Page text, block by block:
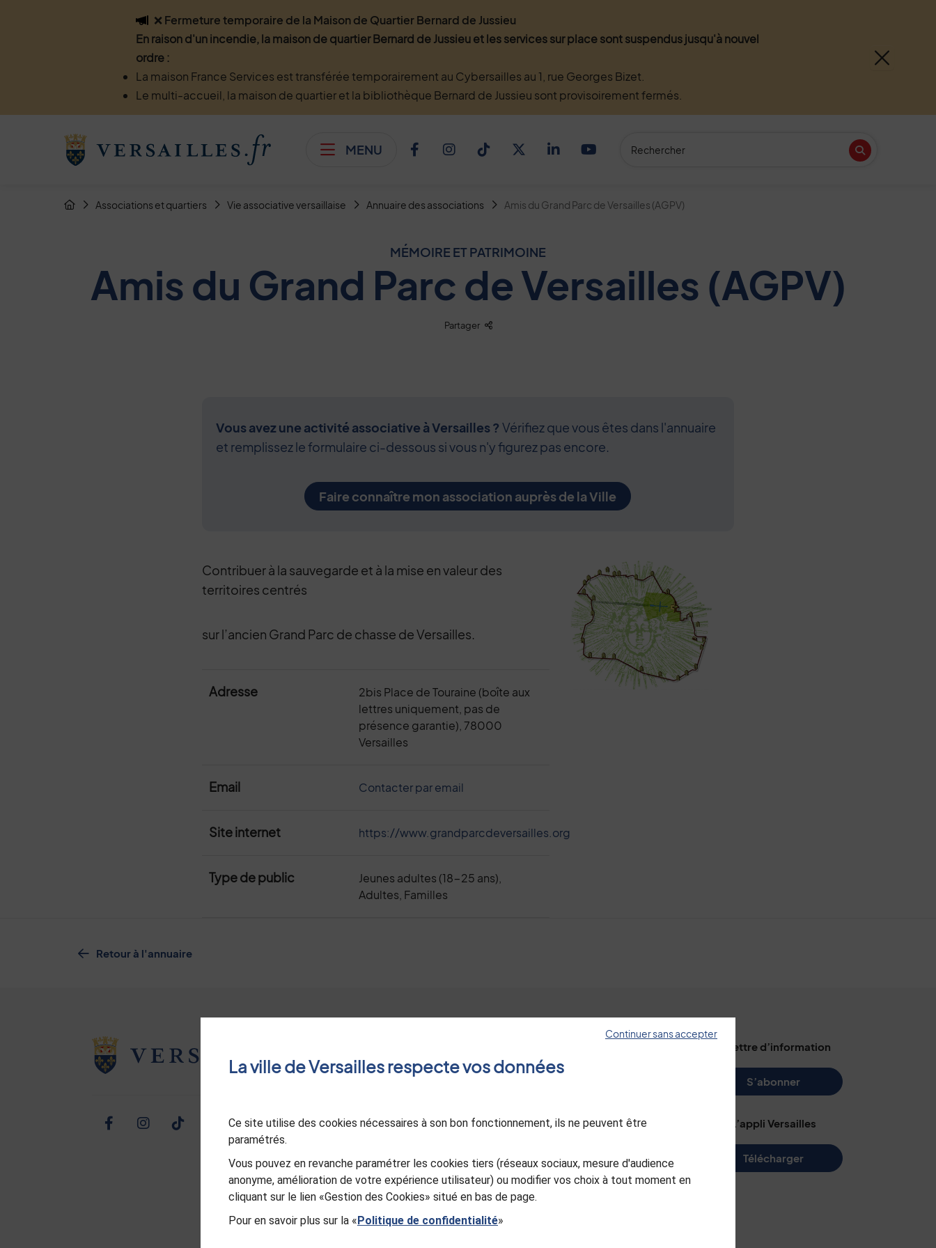
Flash info
❌ Fermeture temporaire de la Maison de Quartier Bernard de Jussieu
En raison d'un incendie, la maison de quartier Bernard de Jussieu et les services sur place sont suspendus jusqu'à nouvel
ordre :
La maison France Services est transférée temporairement au Cybersailles au 1, rue Georges Bizet.
Le multi-accueil, la maison de quartier et la bibliothèque Bernard de Jussieu sont provisoirement fermés.
Retour à l'accueil Afficher le menu
MENU
Facebook
Instagram
TikTokTwitter
LinkedinYoutube
Recherche
Fil d'Arianne de la page
Page d'accueil du site
Associations et quartiers Vie associative versaillaise Annuaire des associations Amis du Grand Parc de Versailles (AGPV)
MÉMOIRE ET PATRIMOINE
Amis du Grand Parc de Versailles (AGPV)
Partager Liste des liens de partage
Vous avez une activité associative à Versailles ?Vérifiez que vous êtes dans l'annuaire
et remplissez le formulaire ci-dessous si vous n'y figurez pas encore.
Faire connaître mon association auprès de la Ville
Contribuer à la sauvegarde et à la mise en valeur des
territoires centrés
sur l’ancien Grand Parc de chasse de Versailles.
Adresse
2bis Place de Touraine (boîte aux
lettres uniquement, pas de
présence garantie), 78000
Versailles
Email Contacter par email
Site internet https://www.grandparcdeversailles.org
Type de public
Jeunes adultes (18-25 ans),
Adultes, Familles
Retour à l'annuaire
Facebook
Instagram
TikTokTwitterLinkedin
4, avenue de Paris RP1144
Nous contacter
nous
Jeunes à Versailles
Ancienne Poste de
Office de Tourisme
La lettre d’information
S’abonner
L’appli Versailles
Télécharger
Continuer sans accepter
La ville de Versailles respecte vos données
Ce site utilise des cookies nécessaires à son bon fonctionnement, ils ne peuvent être
paramétrés.
Vous pouvez en revanche paramétrer les cookies tiers (réseaux sociaux, mesure d'audience
anonyme, amélioration de votre expérience utilisateur) ou modifier vos choix à tout moment en
cliquant sur le lien «Gestion des Cookies» situé en bas de page.
Pour en savoir plus sur la «Politique de confidentialité»